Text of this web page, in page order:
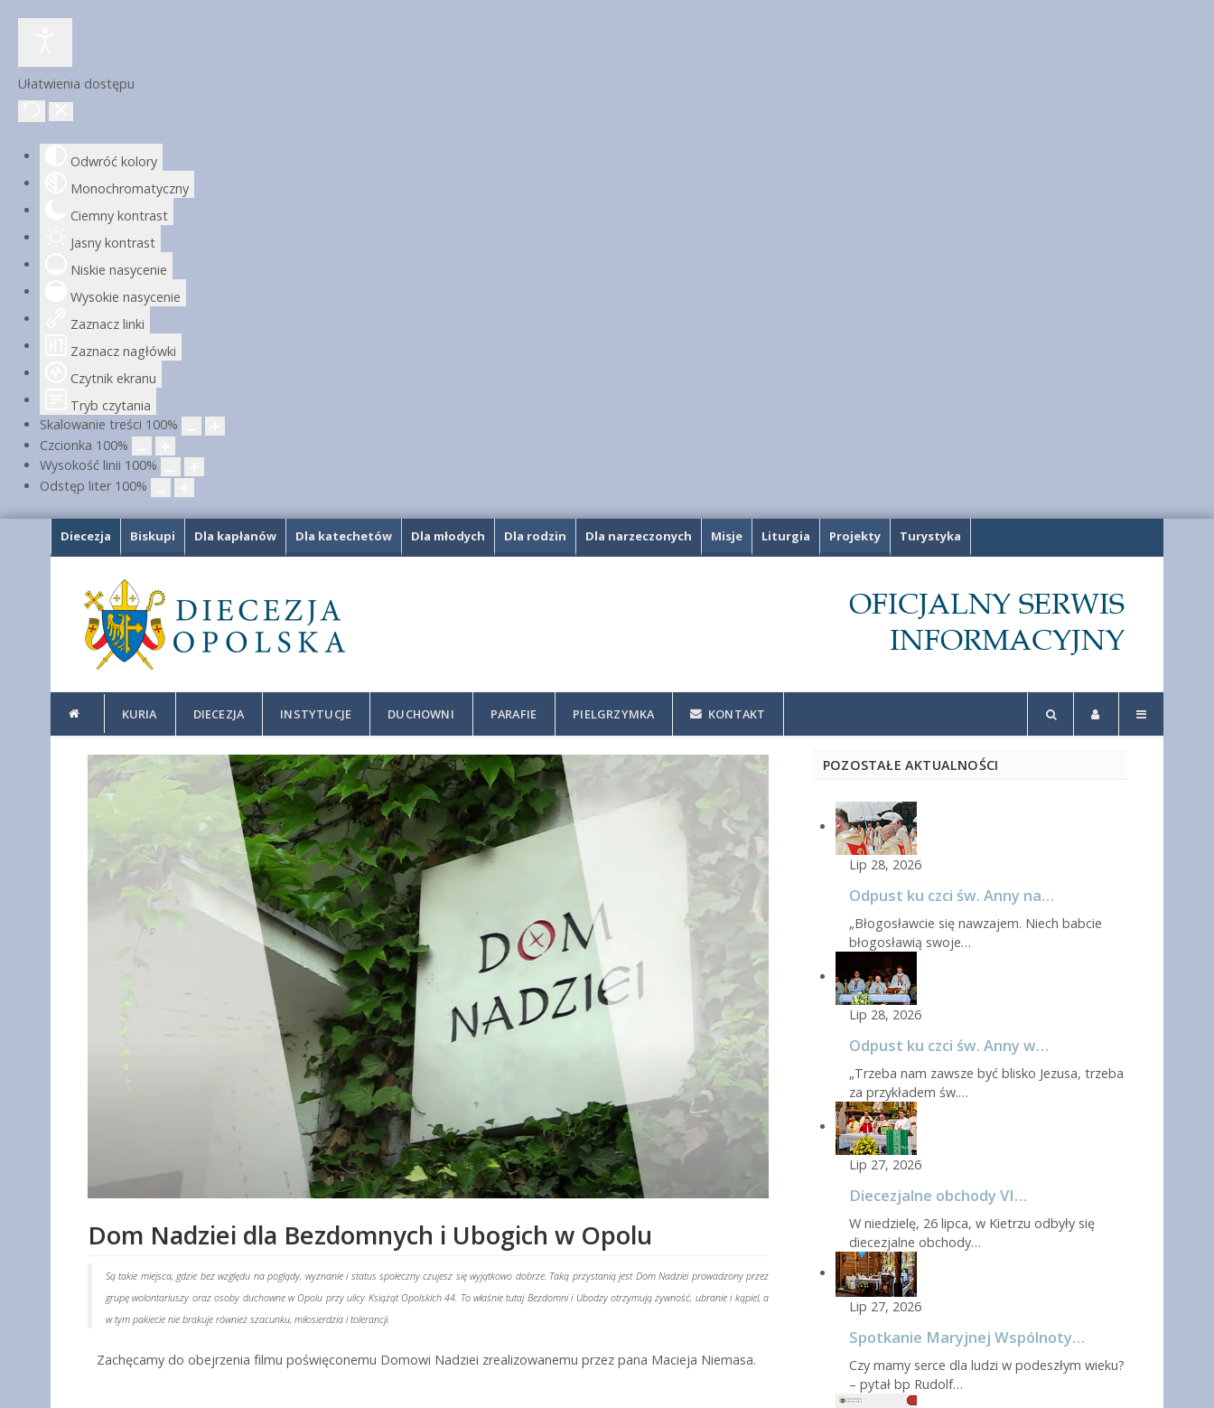
Ułatwienia dostępu
Odwróć kolory
Monochromatyczny
Ciemny kontrast
Jasny kontrast
Niskie nasycenie
Wysokie nasycenie
Zaznacz linki
Zaznacz nagłówki
Czytnik ekranu
Tryb czytania
Skalowanie treści 100%
Czcionka 100%
Wysokość linii 100%
Odstęp liter 100%
Diecezja Biskupi Dla kapłanów Dla katechetów Dla młodych Dla rodzin Dla narzeczonych Misje Liturgia Projekty Turystyka
KURIA DIECEZJA INSTYTUCJE DUCHOWNI PARAFIE PIELGRZYMKA KONTAKT
Dom Nadziei dla Bezdomnych i Ubogich w Opolu
Są takie miejsca, gdzie bez względu na poglądy, wyznanie i status społeczny czujesz się wyjątkowo dobrze. Taką przystanią jest Dom Nadziei prowadzony przez
grupę wolontariuszy oraz osoby duchowne w Opolu przy ulicy Książąt Opolskich 44. To właśnie tutaj Bezdomni i Ubodzy otrzymują żywność, ubranie i kąpiel, a
w tym pakiecie nie brakuje również szacunku, miłosierdzia i tolerancji.
Zachęcamy do obejrzenia filmu poświęconemu Domowi Nadziei zrealizowanemu przez pana Macieja Niemasa.
POZOSTAŁE AKTUALNOŚCI
Lip 28, 2026
Odpust ku czci św. Anny na…
„Błogosławcie się nawzajem. Niech babcie
błogosławią swoje…
Lip 28, 2026
Odpust ku czci św. Anny w…
„Trzeba nam zawsze być blisko Jezusa, trzeba
za przykładem św.…
Lip 27, 2026
Diecezjalne obchody VI…
W niedzielę, 26 lipca, w Kietrzu odbyły się
diecezjalne obchody…
Lip 27, 2026
Spotkanie Maryjnej Wspólnoty…
Czy mamy serce dla ludzi w podeszłym wieku?
– pytał bp Rudolf…